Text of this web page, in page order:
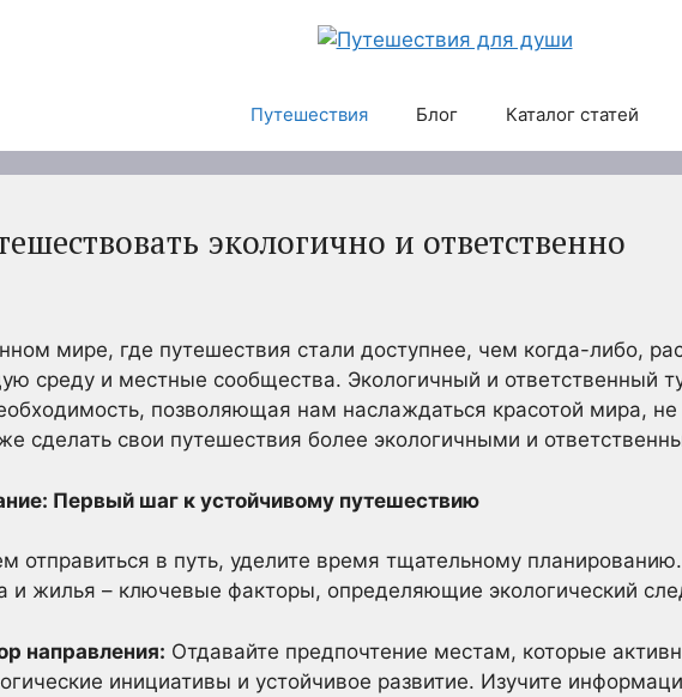
Путешествия Блог Каталог статей
экологично и ответственно
мире, где путешествия стали доступнее, чем когда-либо,
среду и местные сообщества. Экологичный и ответственный
позволяющая нам наслаждаться красотой мира,
сделать свои путешествия более экологичными и
Первый шаг к устойчивому путешествию
отправиться в путь, уделите время тщательному
и жилья – ключевые факторы, определяющие экологический
направления: Отдавайте предпочтение местам, которые
инициативы и устойчивое развитие. Изучите